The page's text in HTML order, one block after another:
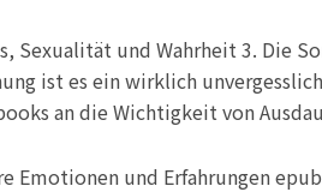
Sexualität und Wahrheit 3. Die
ist es ein wirklich
an die Wichtigkeit von
Emotionen und Erfahrungen